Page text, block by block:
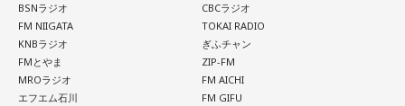
BSNラジオ
FM NIIGATA
KNBラジオ
FMとやま
MROラジオ
エフエム石川
CBCラジオ
TOKAI RADIO
ぎふチャン
ZIP-FM
FM AICHI
FM GIFU